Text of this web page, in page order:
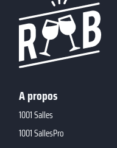
A propos
1001 Salles
1001 SallesPro